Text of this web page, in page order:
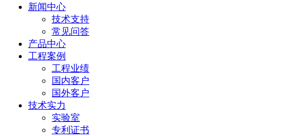
新闻中心
技术支持
常见问答
产品中心
工程案例
工程业绩
国内客户
国外客户
技术实力
实验室
专利证书